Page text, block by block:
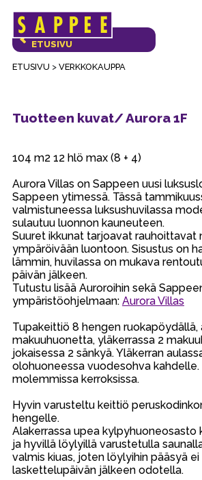
Päävalikko
ETUSIVU > VERKKOKAUPPA
VERKKOKAUPAN
ETUSIVU
Tuotteen kuvat/ Aurora 1F
104 m2 12 hlö max (8 + 4)
Aurora Villas on Sappeen uusi
Sappeen ytimessä. Tässä
valmistuneessa luksushuvilassa
sulautuu luonnon kauneuteen.
Suuret ikkunat tarjoavat rauhoittavat
ympäröivään luontoon. Sisustus on
lämmin, huvilassa on mukava
päivän jälkeen.
Tutustu lisää Auroroihin sekä
ympäristöohjelmaan: Aurora Villas
Tupakeittiö 8 hengen ruokapöydällä,
makuuhuonetta, yläkerrassa 2
jokaisessa 2 sänkyä. Yläkerran
olohuoneessa vuodesohva
molemmissa kerroksissa.
Hyvin varusteltu keittiö
hengelle.
Alakerrassa upea kylpyhuoneosasto
ja hyvillä löylyillä varustetulla
valmis kiuas, joten löylyihin pääsyä
laskettelupäivän jälkeen odotella.